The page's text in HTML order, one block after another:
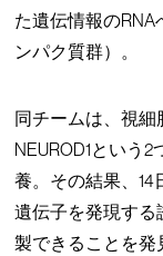
た遺伝情報の
ンパク質群）。
同チームは、視細
NEUROD1という
養。その結果、
遺伝子を発現す
製できることを発